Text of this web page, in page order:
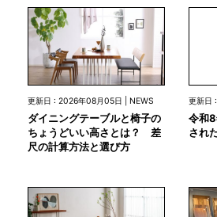
更新日 : 2026年08月05日 | NEWS
ダイニングテーブルと椅子の
ちょうどいい高さとは？ 差
尺の計算方法と選び方
更新日
令和
され